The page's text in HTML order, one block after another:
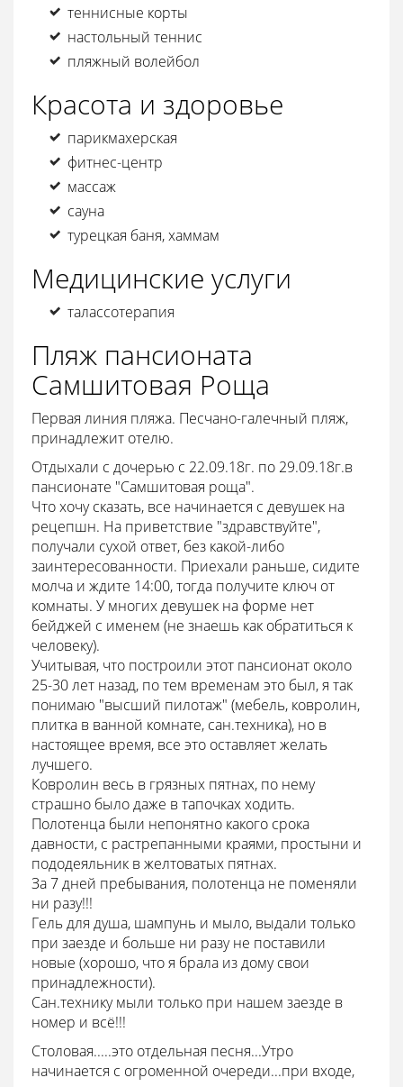
теннисные корты
настольный теннис
пляжный волейбол
Красота и здоровье
парикмахерская
фитнес-центр
массаж
сауна
турецкая баня, хаммам
Медицинские услуги
талассотерапия
Пляж пансионата
Самшитовая Роща
Первая линия пляжа. Песчано-галечный пляж,
принадлежит отелю.
Отдыхали с дочерью с 22.09.18г. по 29.09.18г.в
пансионате "Самшитовая роща".
Что хочу сказать, все начинается с девушек на
рецепшн. На приветствие "здравствуйте",
получали сухой ответ, без какой-либо
заинтересованности. Приехали раньше, сидите
молча и ждите 14:00, тогда получите ключ от
комнаты. У многих девушек на форме нет
бейджей с именем (не знаешь как обратиться к
человеку).
Учитывая, что построили этот пансионат около
25-30 лет назад, по тем временам это был, я так
понимаю "высший пилотаж" (мебель, ковролин,
плитка в ванной комнате, сан.техника), но в
настоящее время, все это оставляет желать
лучшего.
Ковролин весь в грязных пятнах, по нему
страшно было даже в тапочках ходить.
Полотенца были непонятно какого срока
давности, с растрепанными краями, простыни и
пододеяльник в желтоватых пятнах.
За 7 дней пребывания, полотенца не поменяли
ни разу!!!
Гель для душа, шампунь и мыло, выдали только
при заезде и больше ни разу не поставили
новые (хорошо, что я брала из дому свои
принадлежности).
Сан.технику мыли только при нашем заезде в
номер и всё!!!
Столовая.....это отдельная песня...Утро
начинается с огроменной очереди...при входе,